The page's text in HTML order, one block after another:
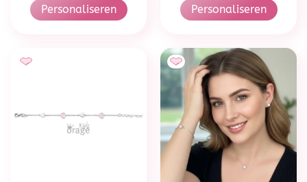
Personaliseren
Personaliseren